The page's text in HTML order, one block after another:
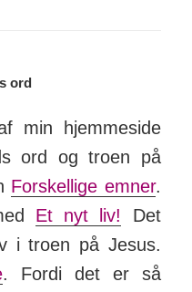
ord
min hjemme­side
ord og troen på
For­skel­lige emner.
Et nyt liv!
Det
i troen på Jesus.
. Fordi det er så